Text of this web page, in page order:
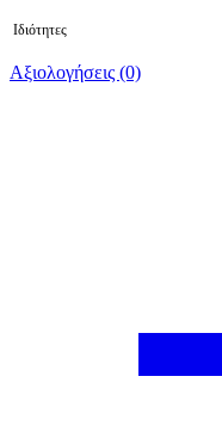
Ιδιότητες
Αξιολογήσεις (0)